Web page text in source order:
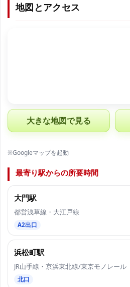
地図とアクセス
大きな地図で見る
※Googleマップを起動
最寄り駅からの所要時間
大門駅
都営浅草線・大江戸線
A2出口
浜松町駅
JR山手線・京浜東北線/東京モノレール
北口